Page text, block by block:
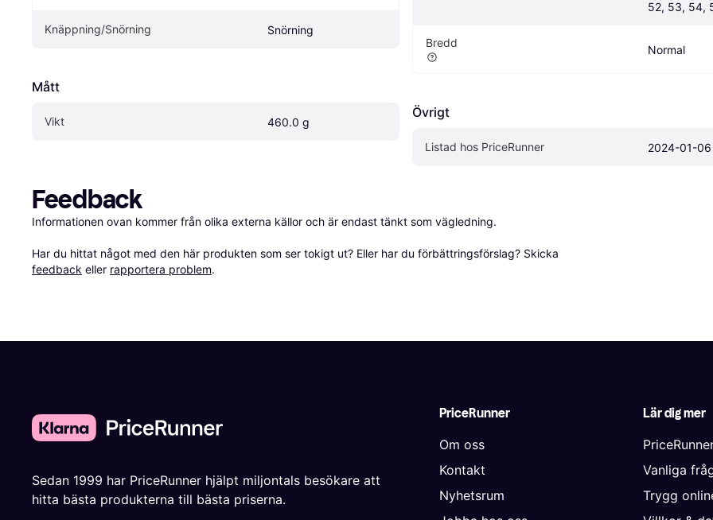
Knäppning/Snörning Snörning
Mått
Vikt 460.0 g
52, 53, 54,
Bredd
Normal
Övrigt
Listad hos PriceRunner 2024-01-06
Feedback
Informationen ovan kommer från olika externa källor och är endast tänkt som vägledning.
Har du hittat något med den här produkten som ser tokigt ut? Eller har du förbättringsförslag? Skicka
feedback eller rapportera problem.
PriceRunner
Om oss
Kontakt
Nyhetsrum
Lär dig mer
Vanliga
Trygg
Sedan 1999 har PriceRunner hjälpt miljontals besökare att
hitta bästa produkterna till bästa priserna.